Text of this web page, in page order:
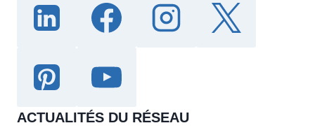
ACTUALITÉS DU RÉSEAU